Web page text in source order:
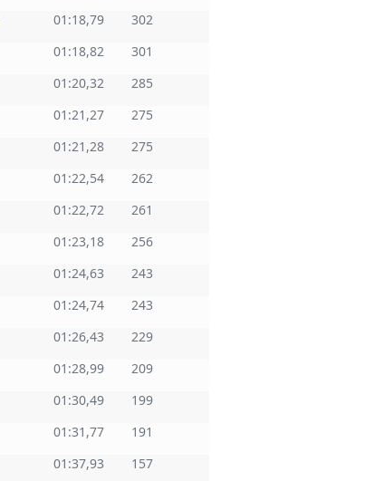
01:18,79 302
01:18,82 301
01:20,32 285
01:21,27 275
01:21,28 275
01:22,54 262
01:22,72 261
01:23,18 256
01:24,63 243
01:24,74 243
01:26,43 229
01:28,99 209
01:30,49 199
01:31,77 191
01:37,93 157